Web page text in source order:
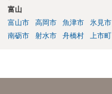
富山
富山市
高岡市 魚津市 氷見市
南砺市
射水市 舟橋村 上市町